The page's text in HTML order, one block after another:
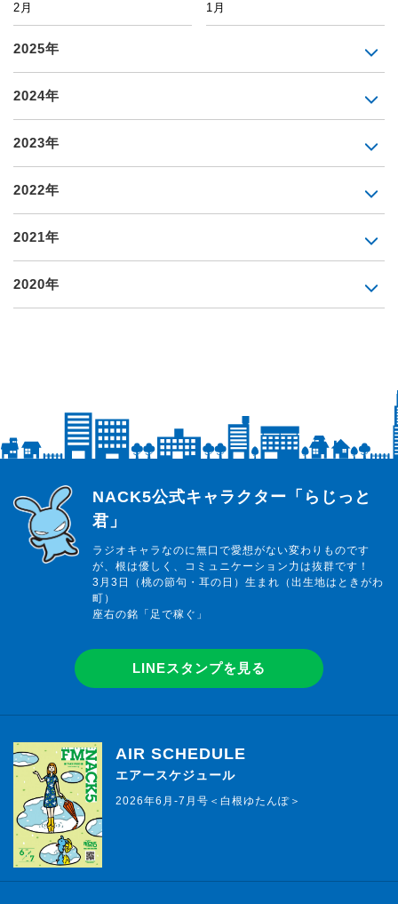
2月 1月
2025年
2024年
2023年
2022年
2021年
2020年
らじっと君
NACK5公式キャラクター「らじっと
君」
ラジオキャラなのに無口で愛想がない変わりものです
が、根は優しく、コミュニケーション力は抜群です！
3月3日（桃の節句・耳の日）生まれ（出生地はときがわ
町）
座右の銘「足で稼ぐ」
LINEスタンプを見る
AIR SCHEDULE
エアースケジュール
2026年6月-7月号＜白根ゆたんぽ＞